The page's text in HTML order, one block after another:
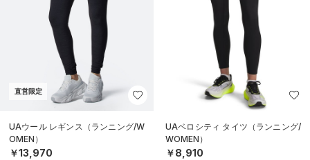
直営限定
UAウール レギンス（ランニング/W
OMEN）
￥13,970
UAベロシティ タイツ（ランニング/
WOMEN）
￥8,910